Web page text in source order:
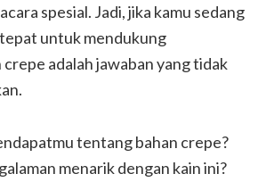
spesial. Jadi, jika kamu sedang
untuk mendukung
crepe adalah jawaban yang tidak
tentang bahan crepe?
menarik dengan kain ini?